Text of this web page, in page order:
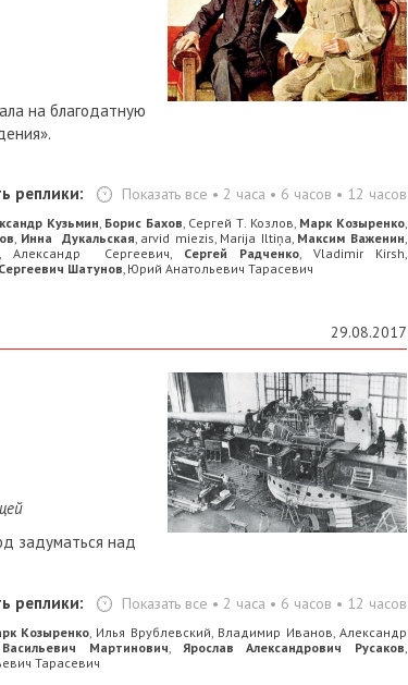
на благодатную
реплики: Показать все • 2 часа • 6 часов • 12 часов
Кузьмин, Борис Бахов, Сергей Т. Козлов, Марк Козыренко,
, Инна Дукальская, arvid miezis, Marija Iltiņa, Максим Важенин,
, Александр Сергеевич, Сергей Радченко, Vladimir Kirsh,
Шатунов, Юрий Анатольевич Тарасевич
29.08.2017
задуматься над
реплики: Показать все • 2 часа • 6 часов • 12 часов
Козыренко, Илья Врублевский, Владимир Иванов,Александр
Мартинович, Ярослав Александрович Русаков,
Тарасевич